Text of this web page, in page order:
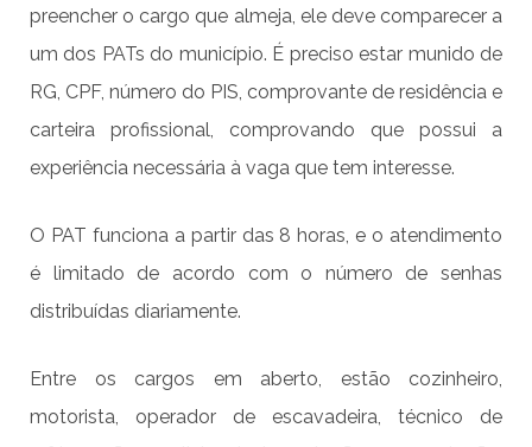
preencher o cargo que almeja, ele deve comparecer a
um dos PATs do município. É preciso estar munido de
RG, CPF, número do PIS, comprovante de residência e
carteira profissional, comprovando que possui a
experiência necessária à vaga que tem interesse.
O PAT funciona a partir das 8 horas, e o atendimento
é limitado de acordo com o número de senhas
distribuídas diariamente.
Entre os cargos em aberto, estão cozinheiro,
motorista, operador de escavadeira, técnico de